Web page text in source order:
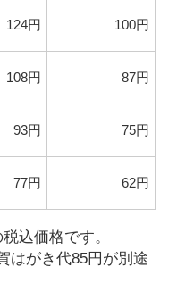
124円 100円
108円 87円
93円 75円
77円 62円
込価格です。
はがき代85円が別途